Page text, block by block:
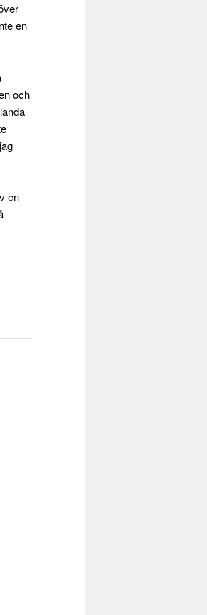
en
och
en